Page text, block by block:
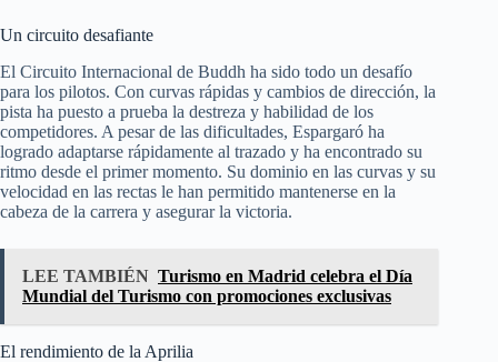
Un circuito desafiante
El Circuito Internacional de Buddh ha sido todo un desafío
para los pilotos. Con curvas rápidas y cambios de dirección, la
pista ha puesto a prueba la destreza y habilidad de los
competidores. A pesar de las dificultades, Espargaró ha
logrado adaptarse rápidamente al trazado y ha encontrado su
ritmo desde el primer momento. Su dominio en las curvas y su
velocidad en las rectas le han permitido mantenerse en la
cabeza de la carrera y asegurar la victoria.
LEE TAMBIÉN Turismo en Madrid celebra el Día
Mundial del Turismo con promociones exclusivas
El rendimiento de la Aprilia